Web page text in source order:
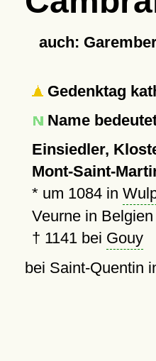
auch:
Gedenktag
Name
Einsiedler,
Mont-Saint-
* um 1084in
Veurne in Belgien
† 1141bei Gouy
bei Saint-Quentin